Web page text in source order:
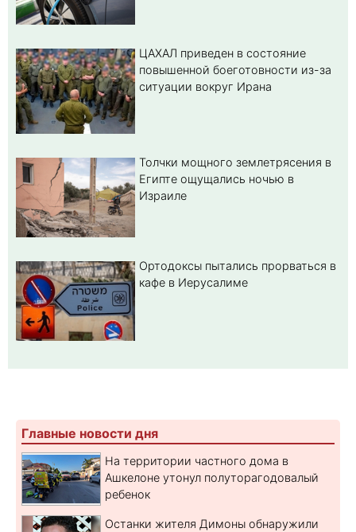
ЦАХАЛ приведен в состояние
повышенной боеготовности из-за
ситуации вокруг Ирана
Толчки мощного землетрясения в
Египте ощущались ночью в
Израиле
Ортодоксы пытались прорваться в
кафе в Иерусалиме
Главные новости дня
На территории частного дома в
Ашкелоне утонул полуторагодовалый
ребенок
Останки жителя Димоны обнаружили